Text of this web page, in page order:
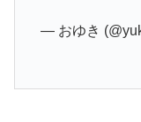
— おゆき